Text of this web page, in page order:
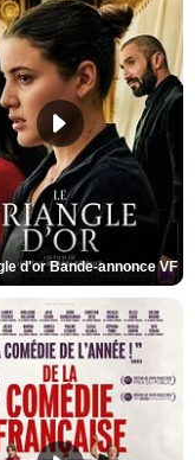
d'or Bande-annonce VF